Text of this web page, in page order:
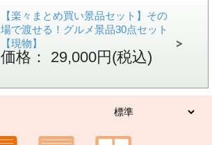
【楽々まとめ買い景品セット】その
場で渡せる！グルメ景品30点セット
【現物】
価格： 29,000円(税込)